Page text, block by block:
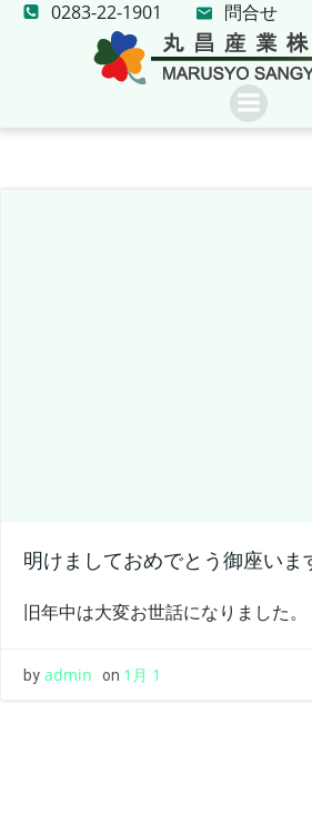
コ
ン
テ
ン
ツ
0283-22-1901 問合せ
明けましておめでとう御座いま
旧年中は大変お世話になりました。
by admin on 1月 1